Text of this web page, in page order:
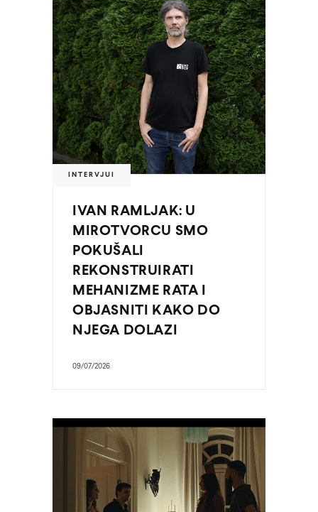
INTERVJUI
IVAN RAMLJAK: U
MIROTVORCU SMO
POKUŠALI
REKONSTRUIRATI
MEHANIZME RATA I
OBJASNITI KAKO DO
NJEGA DOLAZI
09/07/2026